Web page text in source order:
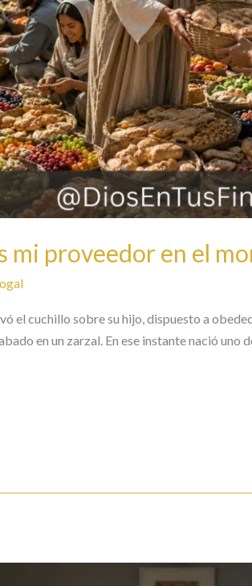
mi proveedor en el
el cuchillo sobre su hijo, dispuesto a
en un zarzal. En ese instante nació uno